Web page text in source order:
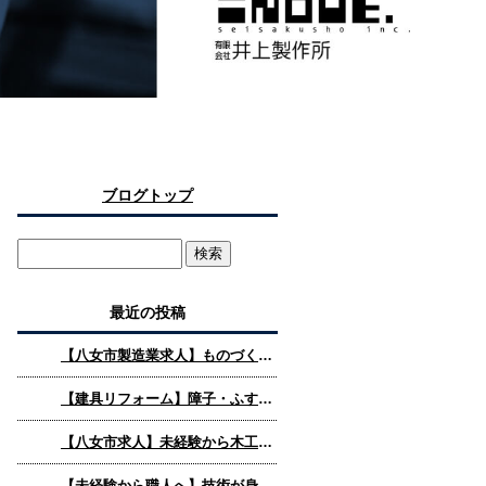
ブログトップ
最近の投稿
【八女市製造業求人】ものづくりが好きな方へ。未経験から技術を身につけられる仕事があります
【建具リフォーム】障子・ふすまの交換で空間はどう変わるか｜有限会社井上製作所
【八女市求人】未経験から木工職人へ。手に職をつけ、未来に残るものづくりを始めませんか？